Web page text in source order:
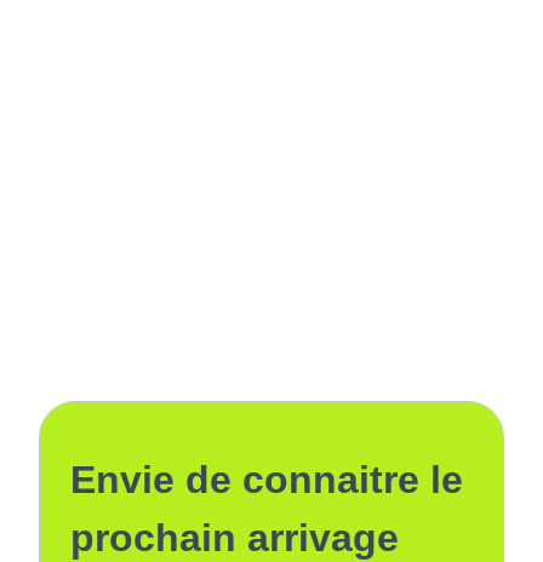
Envie de connaitre le
prochain arrivage